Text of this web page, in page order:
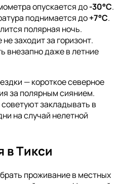
опускается до-30°C.
поднимается до+7°C.
полярная ночь.
заходит за горизонт.
внезапно даже в летние
— короткое северное
за полярным сиянием.
закладывать в
на случай нелетной
в Тикси
проживание в местных